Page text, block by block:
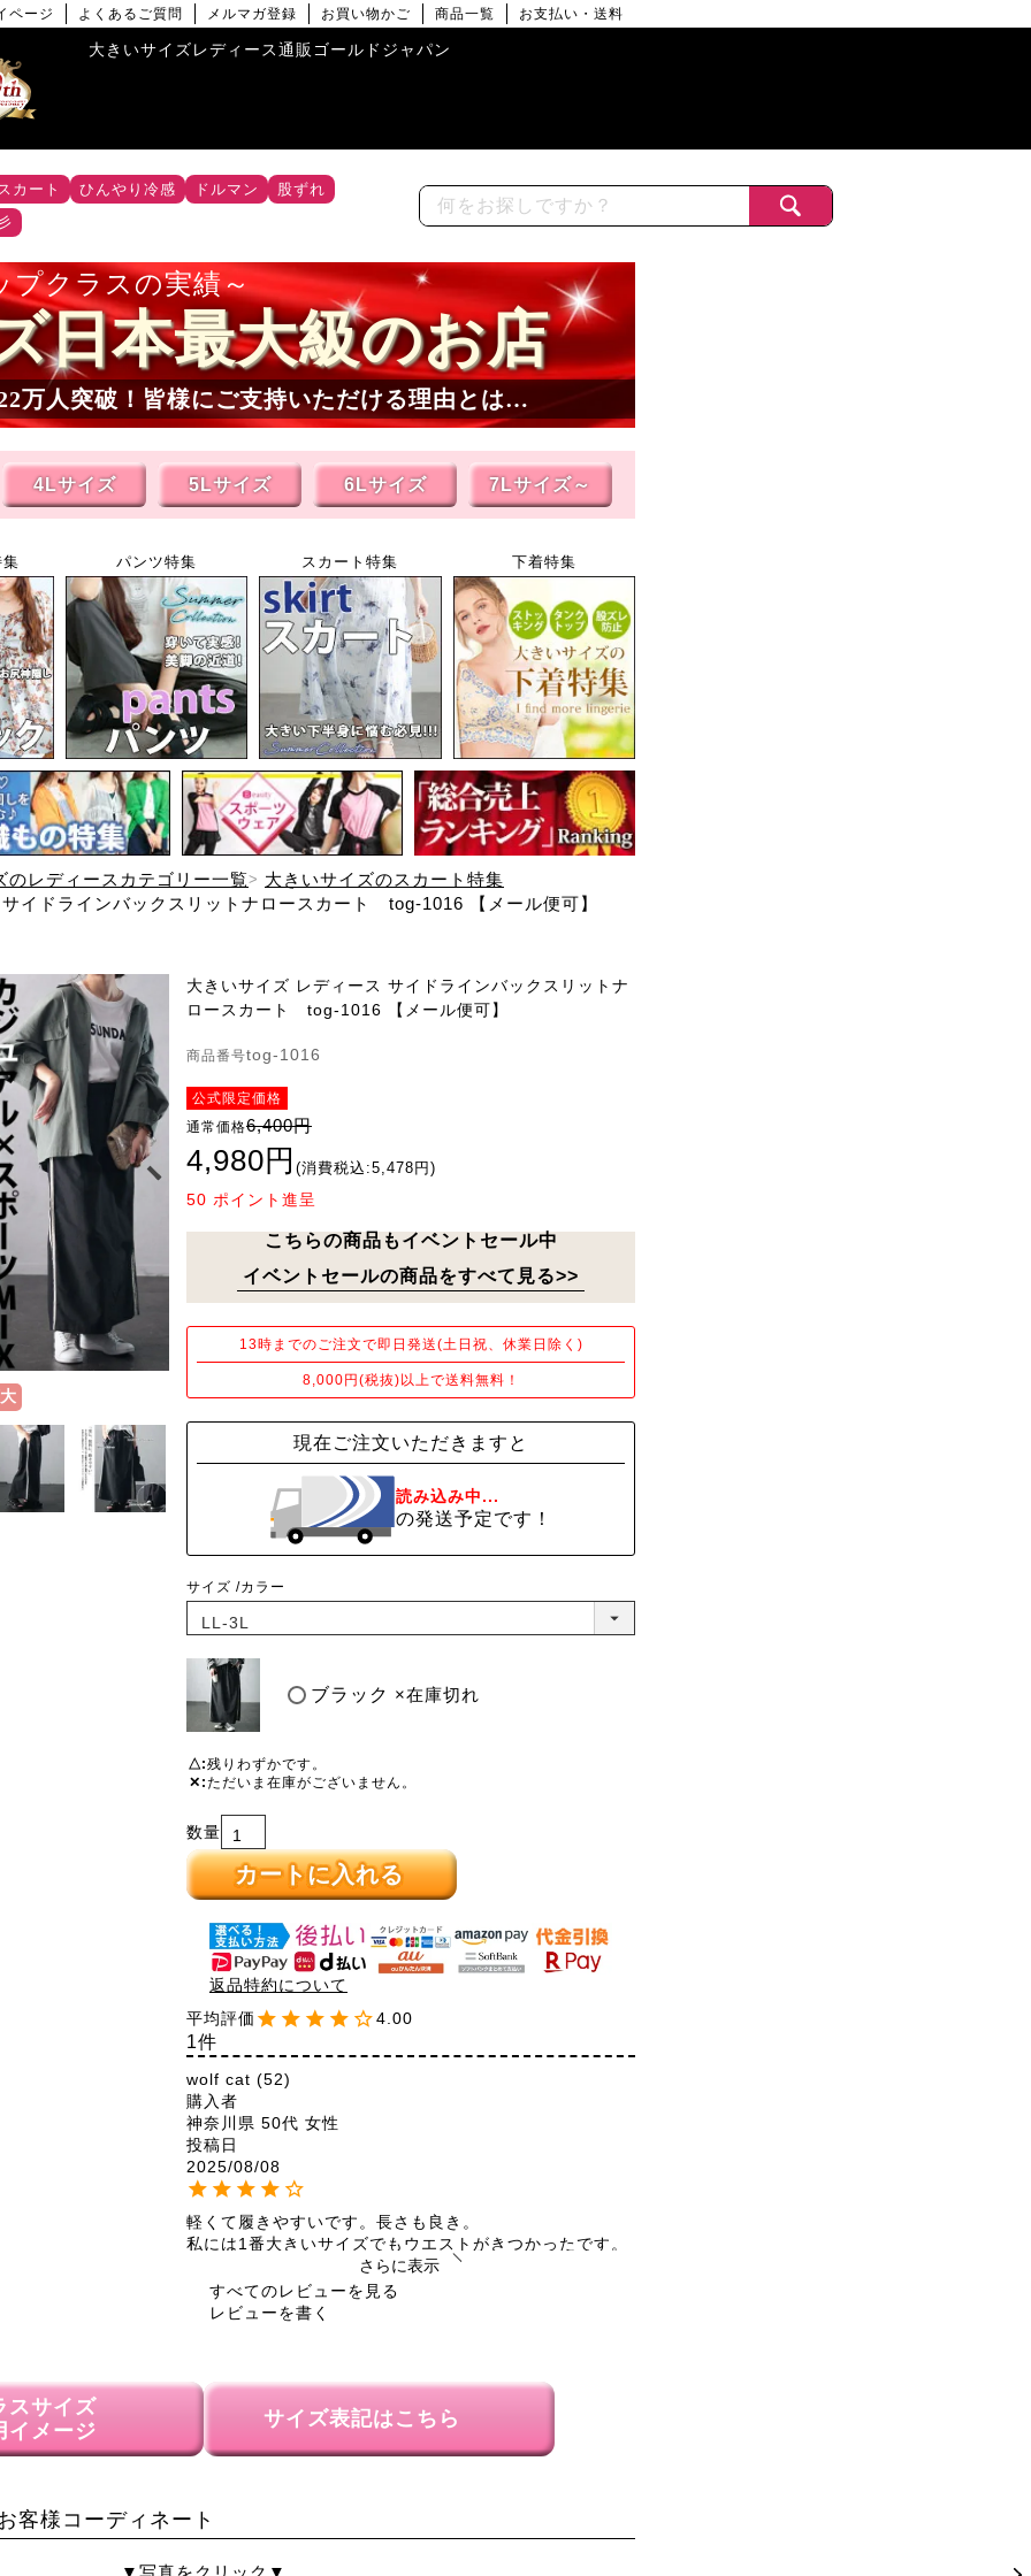
ページ よくあるご質問 メルマガ登録 お買い物かご 商品一覧 お支払い・送料
大きいサイズレディース通販ゴールドジャパン
カート ひんやり冷感 ドルマン
股ずれ
プクラスの実績
日本最大級のお店
万人突破！皆様にご支持いただける理由とは…
4Lサイズ 5Lサイズ 6Lサイズ 7Lサイズ～
パンツ特集 スカート特集 下着特集
のレディースカテゴリー一覧
大きいサイズのスカート特集
イドラインバックスリットナロースカート tog-1016 【メール便可】
大きいサイズ レディース サイドラインバックスリットナ
ロースカート tog-1016 【メール便可】
商品番号tog-1016
公式限定価格
通常価格6,400円
4,980円 (消費税込:5,478円)
50 ポイント進呈
こちらの商品もイベントセール中
イベントセールの商品をすべて見る>>
13時までのご注文で即日発送(土日祝、休業日除く)
8,000円(税抜)以上で送料無料！
現在ご注文いただきますと
読み込み中...
の発送予定です！
サイズ カラー
ブラック ×在庫切れ
△ 残りわずかです。
✕ ただいま在庫がございません。
カートに入れる
返品特約について
4.00
1
wolf cat
52
購入者
神奈川県 50代 女性
投稿日
2025/08/08
軽くて履きやすいです。長さも良き。
私には1番大きいサイズでもウエストがきつかったです。
さらに表示
すべてのレビューを見る
レビューを書く
スサイズ
イメージ
サイズ表記はこちら
客様コーディネート